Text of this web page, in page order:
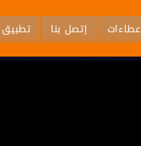
عطاءات إتصل بنا تطبيق